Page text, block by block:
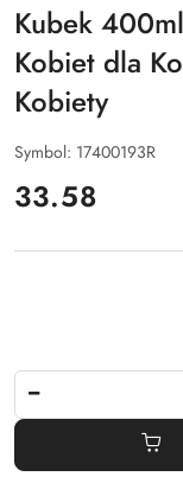
Kubek
Kobiet dla
Kobiety
Symbol: 17400193R
cena:
33.58